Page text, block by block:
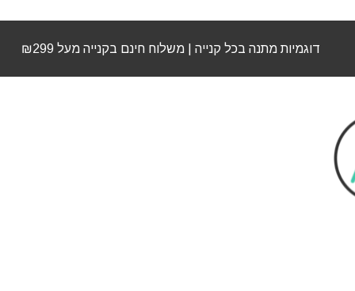
דוגמיות מתנה בכל קנייה | משלוח חינם בקנייה מעל ₪299